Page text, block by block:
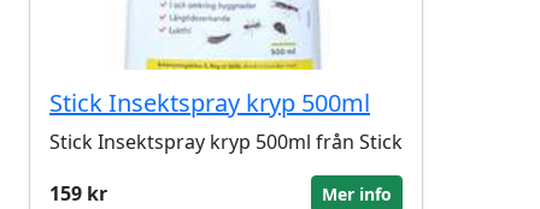
Stick Insektspray kryp 500ml
Stick Insektspray kryp 500ml från Stick
159 kr
Mer info